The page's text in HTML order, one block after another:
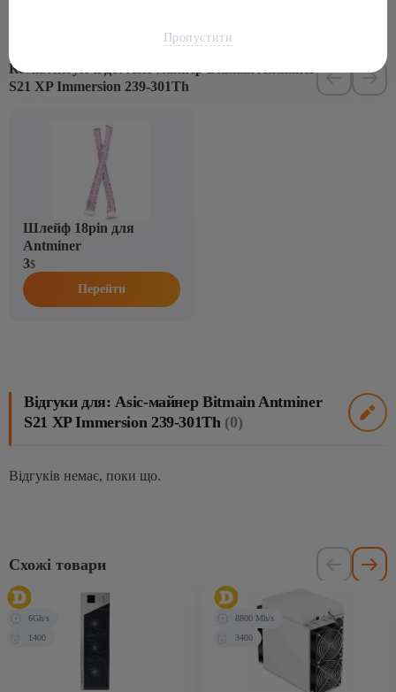
Комплектуючі до: Asic-майнер Bitmain Antminer
S21 XP Immersion 239-301Th
Шлейф 18pin для
Antminer
3$
Перейти
Відгуки для: Asic-майнер Bitmain Antminer
S21 XP Immersion 239-301Th (0)
Відгуків немає, поки що.
Схожі товари
6Gh/s
1400
8800 Mh/s
3400
Пропустити